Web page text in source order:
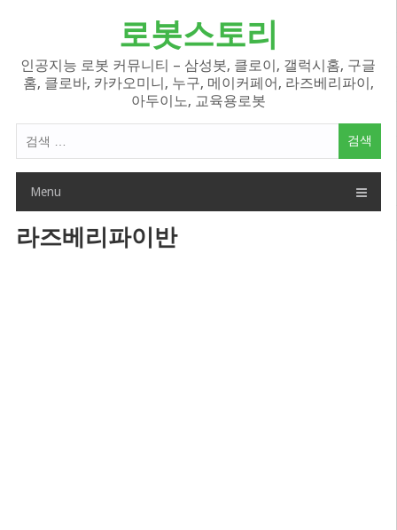
로봇스토리
인공지능 로봇 커뮤니티 – 삼성봇, 클로이, 갤럭시홈, 구글
홈, 클로바, 카카오미니, 누구, 메이커페어, 라즈베리파이,
아두이노, 교육용로봇
색
Menu
라즈베리파이반